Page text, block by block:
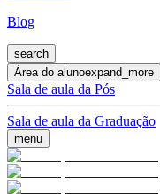
Blog
search
Área do alunoexpand_more
Sala de aula da Pós
Sala de aula da Graduação
menu